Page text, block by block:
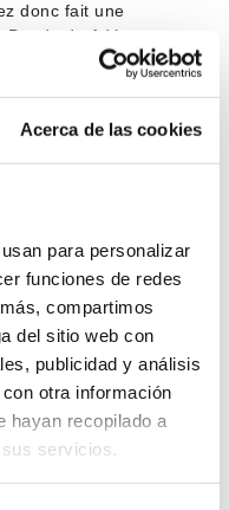
Acerca de las cookies
para personalizar
funciones de redes
compartimos
del sitio web con
publicidad y análisis
otra información
hayan recopilado a
servicios.
donc fait une
Panda de Adá.
elle passée et
à Porto pour
à la fin, elle a
et est
des
à usage mixte,
une forêt
ont
de ces
de
cela m’a
à usage